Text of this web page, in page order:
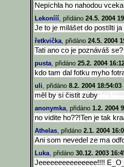
Nepíchla ho nahodou
Lekonííí, přidáno 24.5. 2004
Je to je milášet do postílti
řetkvička, přidáno 24.5. 2004
Tati ano co je poznáváš se?
pusta, přidáno 25.2. 2004
kdo tam dal fotku myho
uli, přidáno 8.2. 2004 18:54:03
měl by si čistit zuby
anonymka, přidáno 1.2. 2004
no vidite ho??!Ten je tak
Athelas, přidáno 2.1. 2004
Ani som nevedel ze ma
Luka, přidáno 30.12. 2003
Jeeeeeeeeeeeeeee!!!!